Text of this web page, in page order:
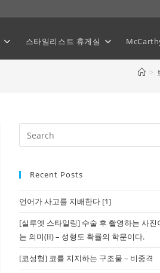
스타일리스트 휴게실
>
Recent Posts
언어가 사고를 지배한다 [1]
[실루엣 스타일링] 수술 후 촬영하는 사진
는 의미(II) – 성형도 확률의 학문이다.
[코성형] 코를 지지하는 구조물 – 비중격